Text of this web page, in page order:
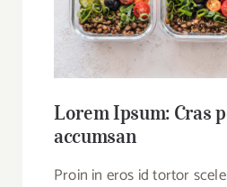
Lorem Ipsum: Cras
accumsan
Proin in eros id tortor